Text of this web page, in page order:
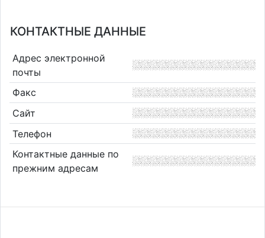
КОНТАКТНЫЕ ДАННЫЕ
Адрес электронной
почты
Факс
Сайт
Телефон
Контактные данные по
прежним адресам